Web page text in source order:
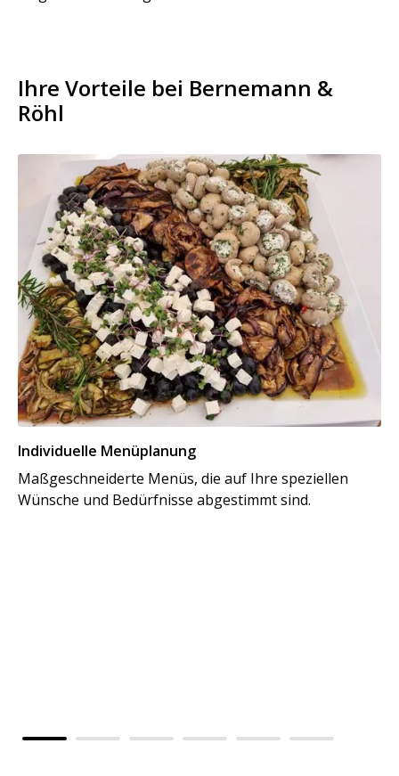
Ihre Vorteile bei Bernemann &
Röhl
Individuelle Menüplanung
Maßgeschneiderte Menüs, die auf Ihre speziellen
Wünsche und Bedürfnisse abgestimmt sind.